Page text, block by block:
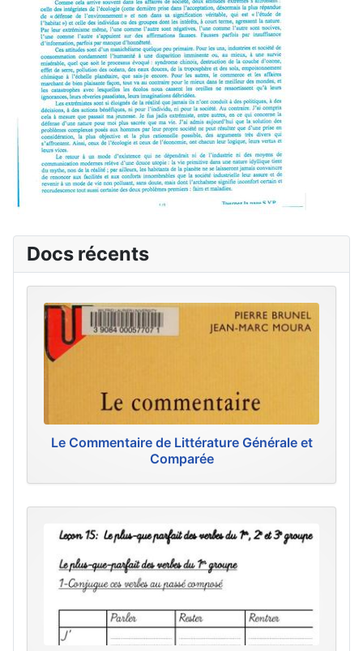
Docs récents
Le Commentaire de Littérature Générale et
Comparée